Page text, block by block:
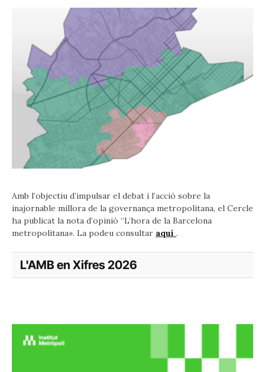
Amb l’objectiu d’impulsar el debat i l’acció sobre la
inajornable millora de la governança metropolitana, el Cercle
ha publicat la nota d’opinió “L’hora de la Barcelona
metropolitana». La podeu consultar aquí .
L'AMB en Xifres 2026